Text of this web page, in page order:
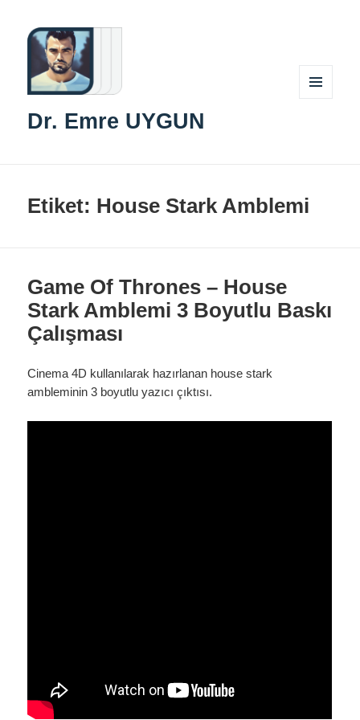
Dr. Emre UYGUN
Etiket: House Stark Amblemi
Game Of Thrones – House
Stark Amblemi 3 Boyutlu Baskı
Çalışması
Cinema 4D kullanılarak hazırlanan house stark
ambleminin 3 boyutlu yazıcı çıktısı.